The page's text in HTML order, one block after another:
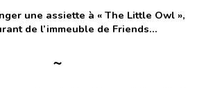
une assiette à « The Little Owl »,
de l’immeuble de Friends…
~